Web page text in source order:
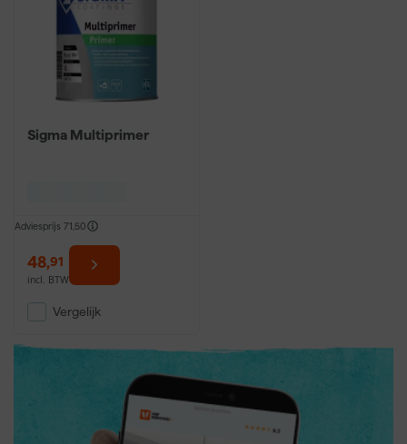
Sigma Multiprimer
Adviesprijs 71,50
48,91
incl. BTW
Vergelijk